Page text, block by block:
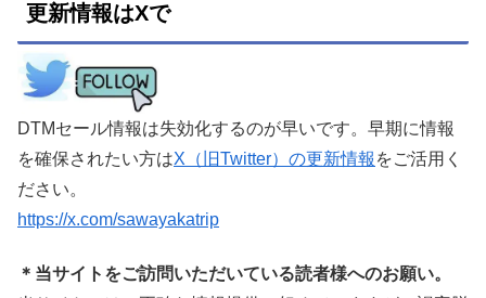
更新情報はXで
DTMセール情報は失効化するのが早いです。早期に情報
を確保されたい方はX（旧Twitter）の更新情報 をご活用く
ださい。
https://x.com/sawayakatrip
＊当サイトをご訪問いただいている読者様へのお願い。